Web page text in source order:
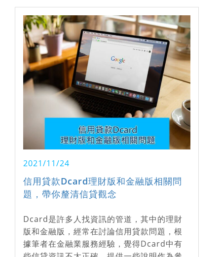
2021/11/24
信用貸款Dcard理財版和金融版相關問
題，帶你釐清信貸觀念
Dcard是許多人找資訊的管道，其中的理財
版和金融版，經常在討論信用貸款問題，根
據筆者在金融業服務經驗，覺得Dcard中有